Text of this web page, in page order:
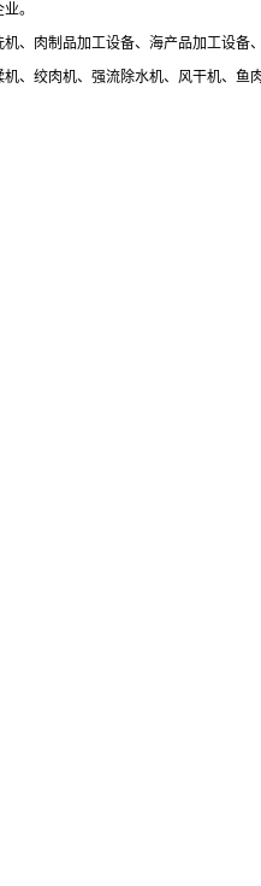
。
、肉制品加工设备、海产品加工设备
、绞肉机、强流除水机、风干机、鱼